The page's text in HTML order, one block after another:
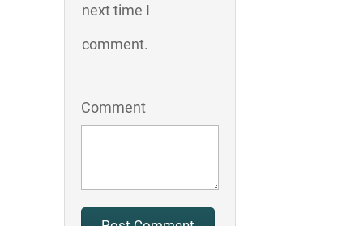
next time I
comment.
Comment